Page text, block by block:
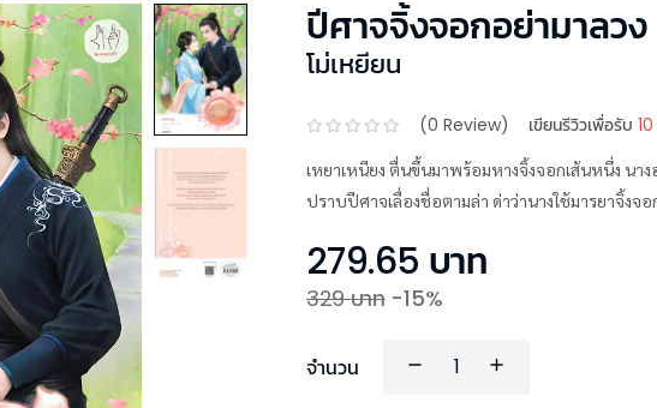
ปีศาจจิ้งจอกอย่ามาลวง
โม่เหยียน
(0 Review) เขียนรีวิวเพื่อรับ
เหยาเหนียง ตื่นขึ้นมาพร้อมหางจิ้งจอกเส้นหนึ่ง นา
ปราบปีศาจเลื่องชื่อตามล่า ด่าว่านางใช้มารยาจิ้งจอ
279.65 บาท
329บาท -15%
จำนวน